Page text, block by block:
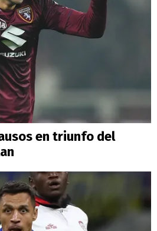
en triunfo del